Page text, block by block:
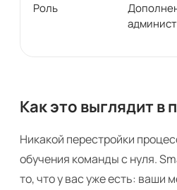
Роль
Как это выглядит в
Никакой перестройки
обучения команды с нуля.
то, что у вас уже есть: ваши